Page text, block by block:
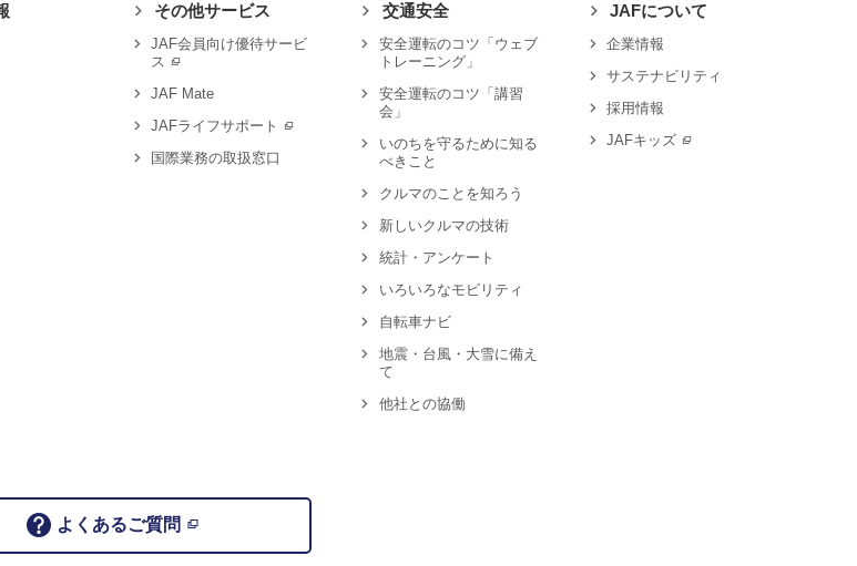
その他サービス
JAF会員向け優待サービ
ス
JAF Mate
JAFライフサポート
国際業務の取扱窓口
交通安全
安全運転のコツ「ウェブ
トレーニング」
安全運転のコツ「講習
会」
いのちを守るために知る
べきこと
クルマのことを知ろう
新しいクルマの技術
統計・アンケート
いろいろなモビリティ
自転車ナビ
地震・台風・大雪に備え
て
他社との協働
JAFについて
企業情報
サステナビリティ
採用情報
JAFキッズ
よくあるご質問